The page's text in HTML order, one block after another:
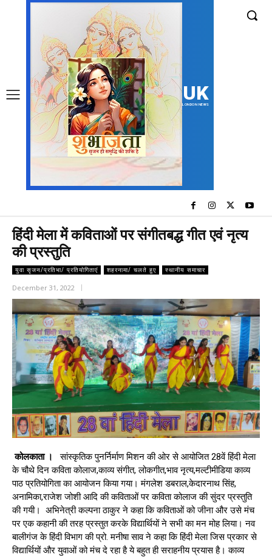
UK
LONDON NEWS
हिंदी मेला में कविताओं पर संगीतबद्ध गीत एवं नृत्य
की प्रस्तुति
युवा सृजन/प्रतिभा/ प्रतियोगिताएं शहरनामा/ चलते हुए स्थानीय समाचार
December 31, 2022
कोलकाता ।
सांस्कृतिक पुनर्निर्माण मिशन की ओर से आयोजित 28वें हिंदी मेला
के चौथे दिन कविता कोलाज,काव्य संगीत, लोकगीत,भाव नृत्य,मल्टीमीडिया काव्य
पाठ प्रतियोगिता का आयोजन किया गया। मंगलेश डबराल,केदारनाथ सिंह,
अनामिका,राजेश जोशी आदि की कविताओं पर कविता कोलाज की सुंदर प्रस्तुति
की गयी। अभिनेत्री कल्पना ठाकुर ने कहा कि कविताओं को जीना और उसे मंच
पर एक कहानी की तरह प्रस्तुत करके विद्यार्थियों ने सभी का मन मोह लिया। नव
बालीगंज के हिंदी विभाग की प्रो. मनीषा साव ने कहा कि हिंदी मेला जिस प्रकार से
विद्यार्थियों और युवाओं को मंच दे रहा है ये बहुत ही सराहनीय प्रयास है। काव्य